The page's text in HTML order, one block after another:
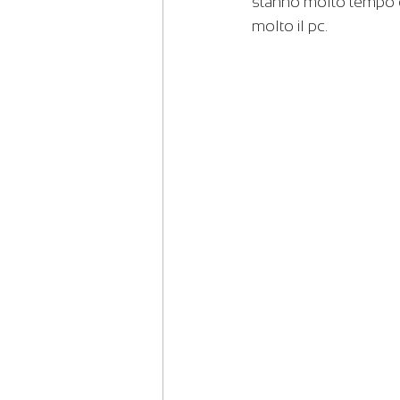
molto il pc.